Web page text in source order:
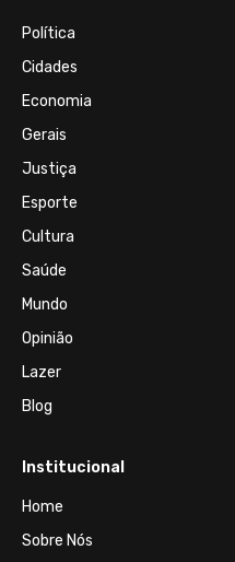
Política
Cidades
Economia
Gerais
Justiça
Esporte
Cultura
Saúde
Mundo
Opinião
Lazer
Blog
Institucional
Home
Sobre Nós